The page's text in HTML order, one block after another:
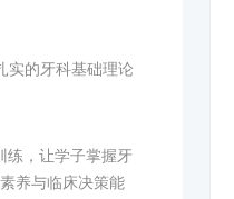
实的牙科基础理论
练，让学子掌握牙
养与临床决策能